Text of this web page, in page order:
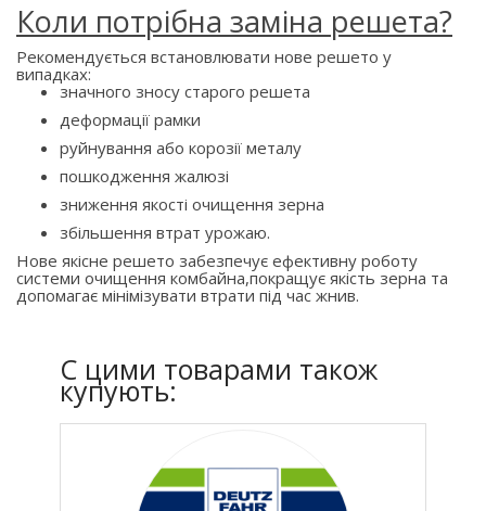
Коли потрібна заміна решета?
Рекомендується встановлювати нове решето у
випадках:
значного зносу старого решета
деформації рамки
руйнування або корозії металу
пошкодження жалюзі
зниження якості очищення зерна
збільшення втрат урожаю.
Нове якісне решето забезпечує ефективну роботу
системи очищення комбайна,покращує якість зерна та
допомагає мінімізувати втрати під час жнив.
C цими товарами також
купують: